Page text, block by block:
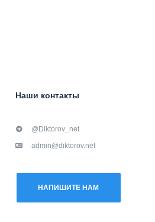
Наши контакты
@Diktorov_net
admin@diktorov.net
НАПИШИТЕ НАМ